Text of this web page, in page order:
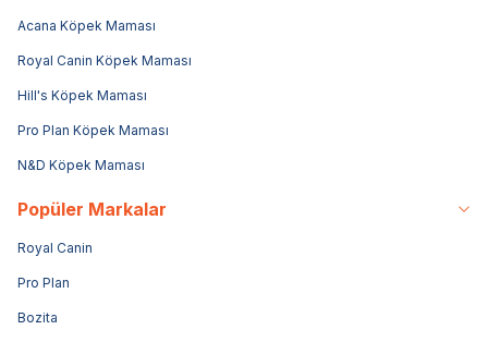
Acana Köpek Maması
Royal Canin Köpek Maması
Hill's Köpek Maması
Pro Plan Köpek Maması
N&D Köpek Maması
Popüler Markalar
Royal Canin
Pro Plan
Bozita